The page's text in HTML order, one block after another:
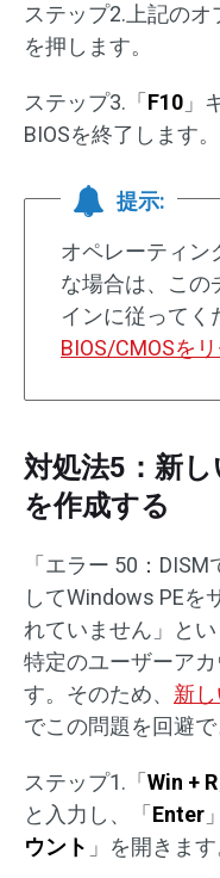
ステップ2.上記のオ
を押します。
ステップ3.「 F10 」
BIOSを終了します。
提示:
オペレーティン
な場合は、この
インに従ってく
BIOS/CMOSを
対処法5：新
を作成する
「エラー 50：
してWindows PEを
れていません」とい
特定のユーザーア
す。そのため、 新
でこの問題を回避で
ステップ1.「 Win + R
と入力し、「 Enter
ウント 」を開きます